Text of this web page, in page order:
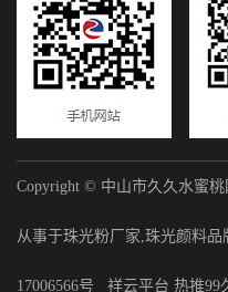
Copyright © 中山市久久水蜜
从事于珠光粉厂家,珠光颜料品
17006566号 祥云平台 热推99